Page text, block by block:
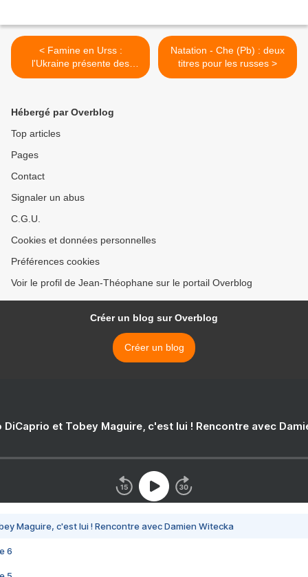
< Famine en Urss :
l'Ukraine présente des
documents soviétiques
Natation - Che (Pb) : deux
titres pour les russes >
Hébergé par Overblog
Top articles
Pages
Contact
Signaler un abus
C.G.U.
Cookies et données personnelles
Préférences cookies
Voir le profil de Jean-Théophane sur le portail Overblog
Créer un blog sur Overblog
Créer un blog
DiCaprio et Tobey Maguire, c'est lui ! Rencontre avec
Maguire, c'est lui ! Rencontre avec Damien Witecka
6